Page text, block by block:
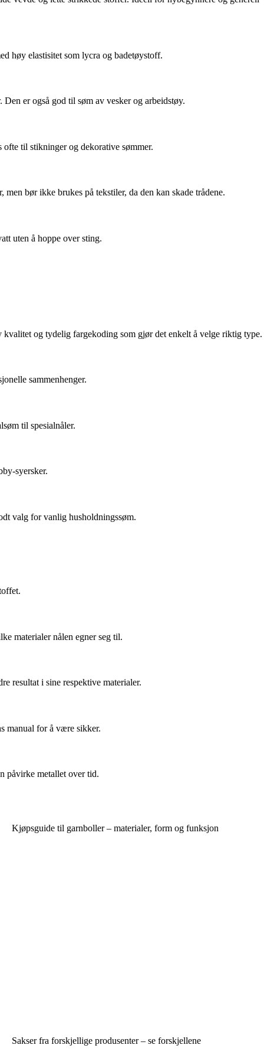
høy elastisitet som lycra og badetøystoff.
er også god til søm av vesker og arbeidstøy.
til stikninger og dekorative sømmer.
bør ikke brukes på tekstiler, da den kan skade trådene.
uten å hoppe over sting.
og tydelig fargekoding som gjør det enkelt å velge riktig type.
sammenhenger.
til spesialnåler.
syersker.
valg for vanlig husholdningssøm.
materialer nålen egner seg til.
resultat i sine respektive materialer.
manual for å være sikker.
påvirke metallet over tid.
Kjøpsguide til garnboller – materialer, form og funksjon
Sakser fra forskjellige produsenter – se forskjellene